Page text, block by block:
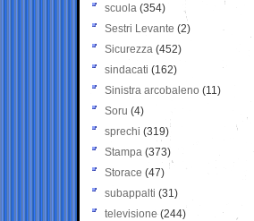
scuola (354)
Sestri Levante (2)
Sicurezza (452)
sindacati (162)
Sinistra arcobaleno (11)
Soru (4)
sprechi (319)
Stampa (373)
Storace (47)
subappalti (31)
televisione(244)